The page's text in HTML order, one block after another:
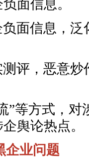
面信息。
信息，泛
，恶意炒
方式，对
舆论热点。
业问题